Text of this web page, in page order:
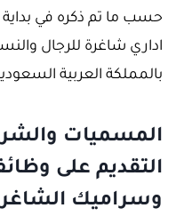
حسب ما تم ذكره في
اداري شاغرة للرجال
بالمملكة العربية
المسميات
التقديم على
وسراميك